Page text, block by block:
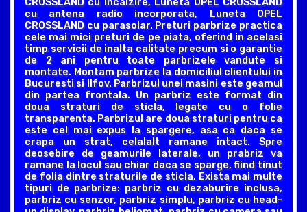
CROSSLAND cu incalzire, Luneta OPEL CROSSLAND
cu antena radio incorporata, Luneta OPEL
CROSSLAND cu parasolar. Preturi parbrize practica
cele mai mici preturi de pe piata, oferind in acelasi
timp servicii de inalta calitate precum si o garantie
de 2 ani pentru toate parbrizele vandute si
montate. Montam parbrize la domiciliul clientului in
Bucuresti si Ilfov. Parbrizul unei masini este geamul
din partea frontala. Un parbriz este format din
doua straturi de sticla, legate cu o folie
transparenta. Parbrizul are doua straturi pentru ca
este cel mai expus la spargere, asa ca daca se
crapa un strat, celalalt ramane intact. Spre
deosebire de geamurile laterale, un prabriz va
ramane la locul sau chiar daca se sparge, fiind tinut
de folia dintre straturile de sticla. Exista mai multe
tipuri de parbrize: parbriz cu dezaburire inclusa,
parbriz cu senzor, parbriz simplu, parbriz cu head-